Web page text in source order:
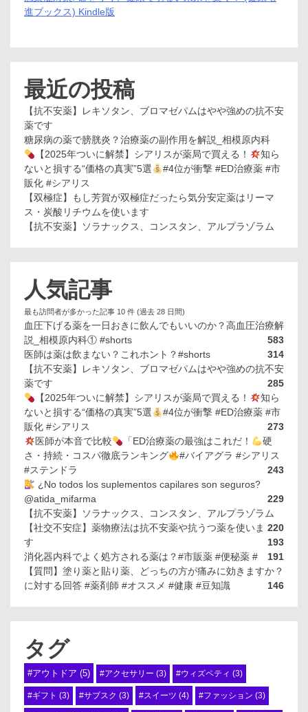
進ブックス) Kindle版
最近の投稿
【抗不安薬】レキソタン、ブロマゼパムはやや強めの抗不安
薬です
糖尿病の薬で膀胱炎？治療薬の副作用を解説_相模原内科
【2025年ついに解禁】シアリスが薬局で買える！
知ら
ないと損する“価格の真実”5選
#4位が衝撃 #ED治療薬 #市
販化 #シアリス
【双極症】もし芳賀が双極症だったら気分安定薬はリーマ
ス・炭酸リチウムを使います
【抗不安薬】ソラナックス、コンスタン、アルプラゾラム
人気記事
最も訪問者が多かった記事 10 件 (過去 28 日間)
血圧下げる薬を一日おきに飲んでもいいのか？高血圧治療解
説_相模原内科① #shorts
583
医師は薬は飲まない？これホント？#shorts
314
【抗不安薬】レキソタン、ブロマゼパムはやや強めの抗不安
薬です
285
【2025年ついに解禁】シアリスが薬局で買える！
知ら
ないと損する“価格の真実”5選
#4位が衝撃 #ED治療薬 #市
販化 #シアリス
273
医師が本音で比較
「ED治療薬の最強はこれだ！
硬
さ・持続・コスパ徹底ランキング
#バイアグラ #シアリス
#ステンドラ
243
¿No todos los suplementos capilares son seguros?
@atida_mifarma
229
【抗不安薬】ソラナックス、コンスタン、アルプラゾラム
220
【社交不安症】薬物療法は抗不安薬や抗うつ薬を使いま
す
193
消化器内科でよく処方される薬は？#市販薬 #便秘薬 #
191
【質問】塗り薬と貼り薬、どっちの方が痛みに効きますか？
に対する回答 #薬剤師 #オススメ #健康 #豆知識
146
タグ
#アウトドア (5) #アクセサリー (3) #ウィズペティ (3)
#ギフト (3) #サブスク (3) #スイーツ (4) #ファッション (3)